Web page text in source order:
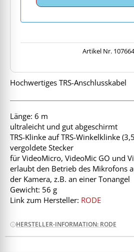
Artikel Nr. 107664
Hochwertiges TRS-Anschlusskabel
Länge: 6 m
ultraleicht und gut abgeschirmt
TRS-Klinke auf TRS-Winkelklinke
vergoldete Stecker
für VideoMicro, VideoMic GO und
erlaubt den Betrieb des Mikrofons
der Kamera, z.B. an einer Tonangel
Gewicht: 56 g
Link zum Hersteller: RODE
HERSTELLER-INFORMATION: RODE